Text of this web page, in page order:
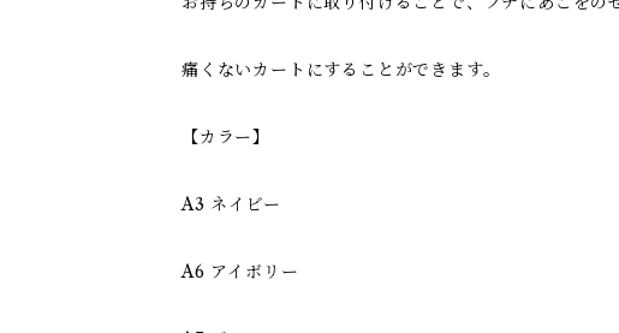
痛くないカートにすることができます。
【カラー】
A3 ネイビー
A6 アイボリー